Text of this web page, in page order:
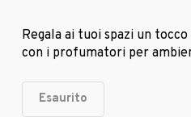
Regala ai tuoi spazi un
con i profumatori per
Esaurito